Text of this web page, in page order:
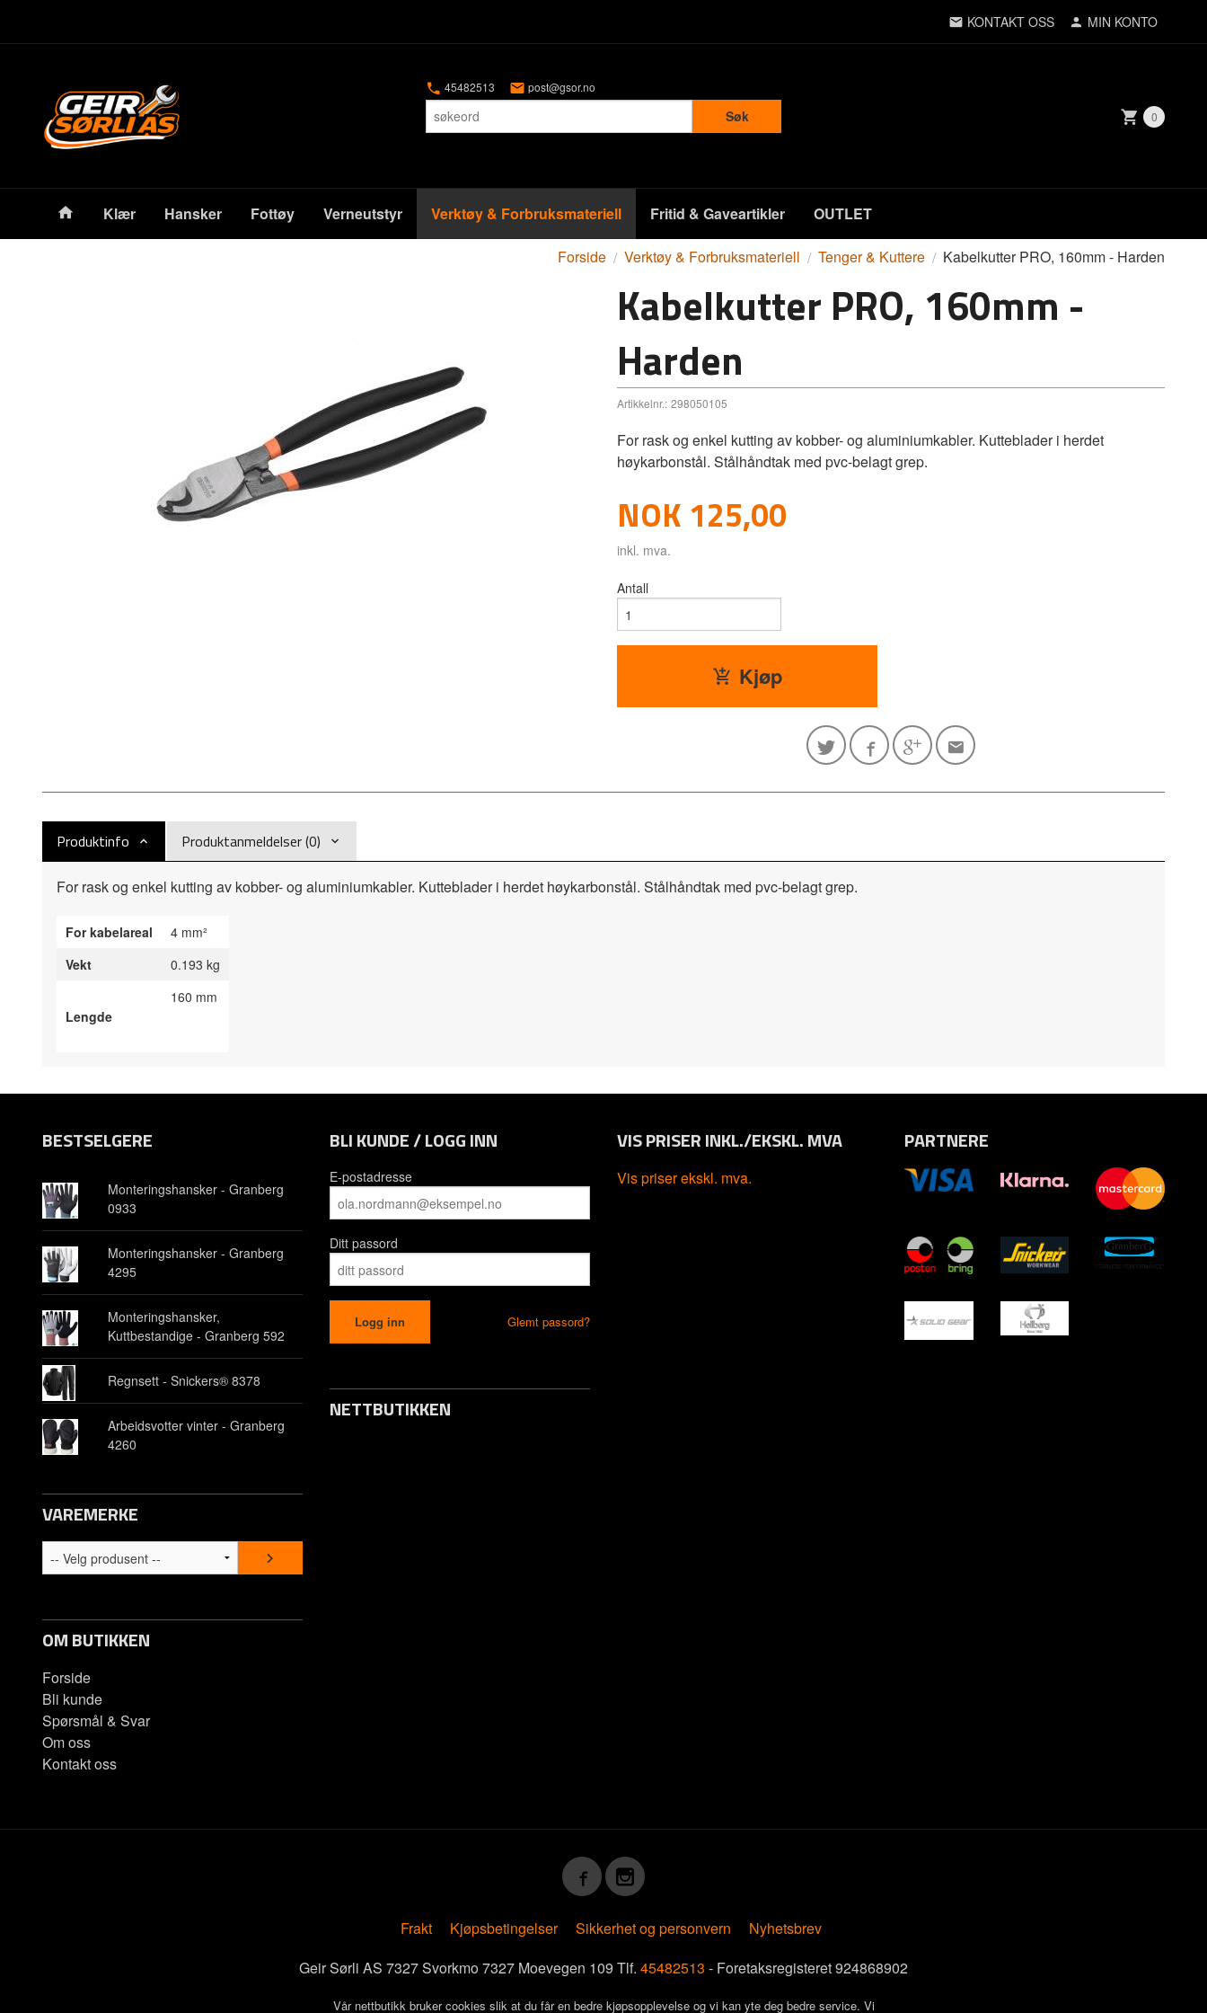
KONTAKT OSS MIN KONTO
45482513 post@gsor.no
Søk 0
Produkter
Klær Hansker Fottøy Verneutstyr Verktøy & Forbruksmateriell Fritid & Gaveartikler OUTLET
Forside Verktøy & Forbruksmateriell Tenger & Kuttere Kabelkutter PRO, 160mm - Harden
Kabelkutter PRO, 160mm -
Harden
Artikkelnr.: 298050105
For rask og enkel kutting av kobber- og aluminiumkabler. Kutteblader i herdet
høykarbonstål. Stålhåndtak med pvc-belagt grep.
Pris
NOK 125,00
inkl. mva.
Antall
Kjøp
Produktinfo Produktanmeldelser (0)
For rask og enkel kutting av kobber- og aluminiumkabler. Kutteblader i herdet høykarbonstål. Stålhåndtak med pvc-belagt grep.
For kabelareal
4 mm²
Vekt
0.193 kg
Lengde
160 mm
BESTSELGERE
Monteringshansker - Granberg
0933
Monteringshansker - Granberg
4295
Monteringshansker,
Kuttbestandige - Granberg 592
Regnsett - Snickers® 8378
Arbeidsvotter vinter - Granberg
4260
VAREMERKE
OM BUTIKKEN
Forside
Bli kunde
Spørsmål & Svar
Om oss
Kontakt oss
BLI KUNDE / LOGG INN
E-postadresse
Ditt passord
Glemt passord?
NETTBUTIKKEN
VIS PRISER INKL./EKSKL. MVA
Vis priser ekskl. mva.
PARTNERE
Frakt Kjøpsbetingelser Sikkerhet og personvern
Nyhetsbrev
Geir Sørli AS 7327 Svorkmo 7327 Moevegen 109 Tlf. 45482513 - Foretaksregisteret 924868902
Vår nettbutikk bruker cookies slik at du får en bedre kjøpsopplevelse og vi kan yte deg bedre service. Vi